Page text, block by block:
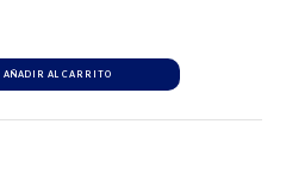
AÑADIR AL CARRITO